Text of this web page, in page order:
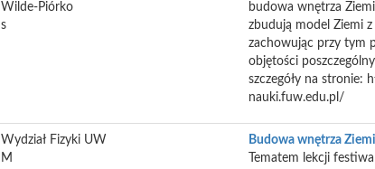
Wilde-Piórko
s
budowa wnętrza
zbudują model Ziemi z
zachowując przy tym
objętości
szczegóły na stronie:
nauki.fuw.edu.pl/
Wydział Fizyki UW
M
Budowa wnętrza Ziemi
Tematem lekcji